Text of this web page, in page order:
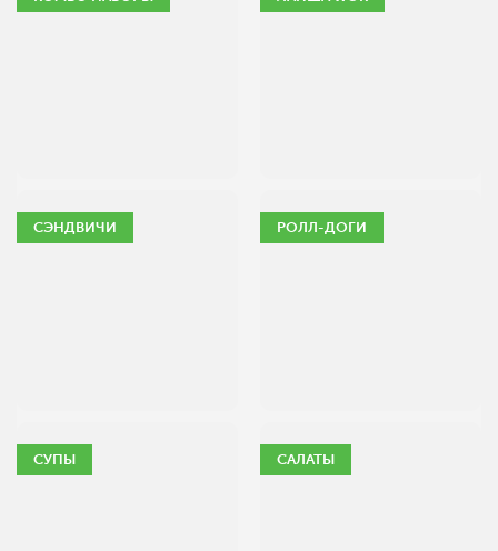
СЭНДВИЧИ РОЛЛ-ДОГИ
СУПЫ САЛАТЫ